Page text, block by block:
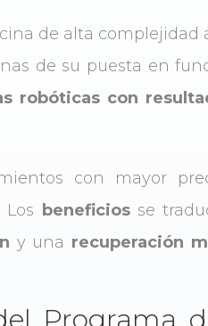
de alta complejidad
de su puesta en
robóticas con
con mayor
beneficiosse
y una recuperación
Programa